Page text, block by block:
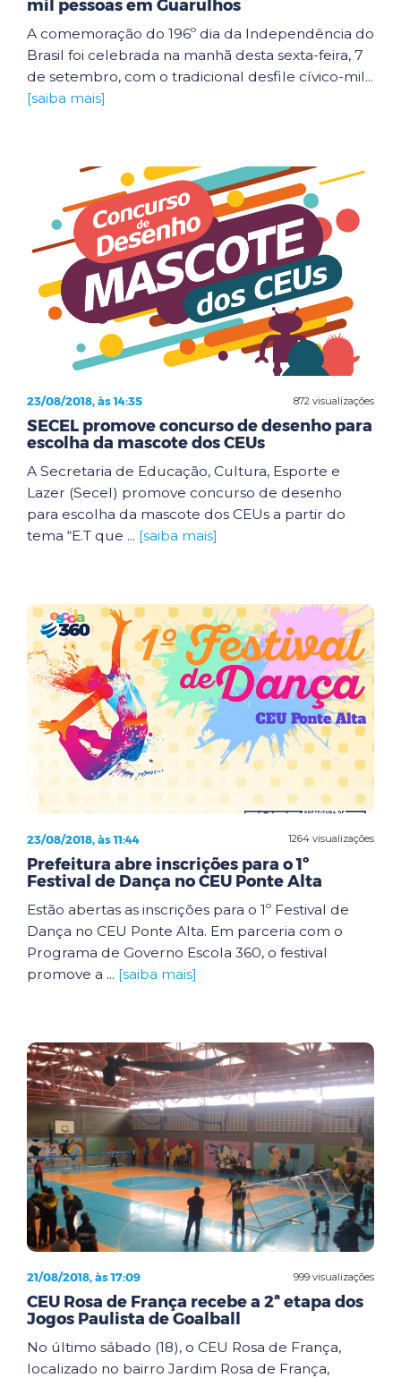
mil pessoas em Guarulhos
A comemoração do 196º dia da Independência do
Brasil foi celebrada na manhã desta sexta-feira, 7
de setembro, com o tradicional desfile cívico-mil...
[saiba mais]
872 visualizações
23/08/2018, às 14:35
SECEL promove concurso de desenho para
escolha da mascote dos CEUs
A Secretaria de Educação, Cultura, Esporte e
Lazer (Secel) promove concurso de desenho
para escolha da mascote dos CEUs a partir do
tema “E.T que ... [saiba mais]
1264 visualizações
23/08/2018, às 11:44
Prefeitura abre inscrições para o 1º
Festival de Dança no CEU Ponte Alta
Estão abertas as inscrições para o 1º Festival de
Dança no CEU Ponte Alta. Em parceria com o
Programa de Governo Escola 360, o festival
promove a ... [saiba mais]
999 visualizações
21/08/2018, às 17:09
CEU Rosa de França recebe a 2ª etapa dos
Jogos Paulista de Goalball
No último sábado (18), o CEU Rosa de França,
localizado no bairro Jardim Rosa de França,